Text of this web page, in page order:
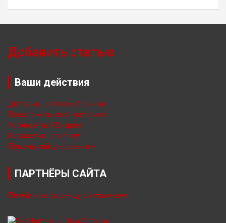
Добавить статью
Ваши действия
Добавить сайт в избранное
Предложить свой материал
Установить Я.Виджет
Разместить рекламу
Помочь сайту в развитии
ПАРТНЁРЫ САЙТА
Перейти на страницу со ссылками